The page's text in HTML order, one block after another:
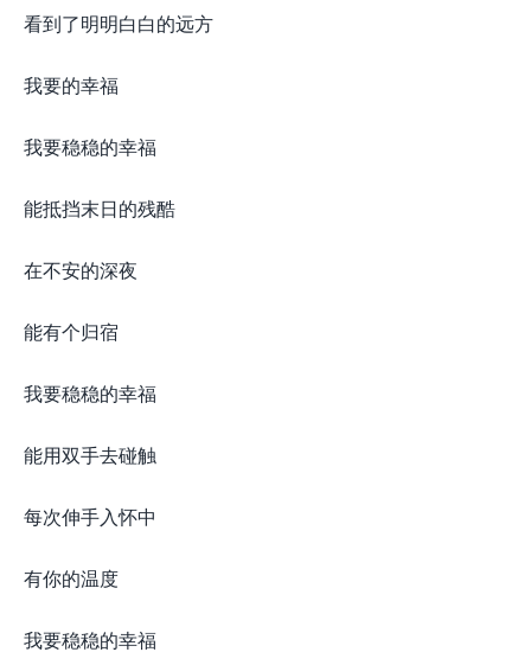
看到了明明白白的远方
我要的幸福
我要稳稳的幸福
能抵挡末日的残酷
在不安的深夜
能有个归宿
我要稳稳的幸福
能用双手去碰触
每次伸手入怀中
有你的温度
我要稳稳的幸福